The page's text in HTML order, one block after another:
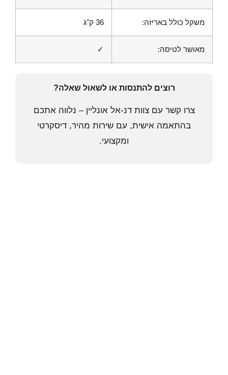
משקל כולל באריזה: 36 ק"ג
מאושר לטיסה: ✓
רוצים להתנסות או לשאול שאלה?
צרו קשר עם צוות דנ-אל אונליין – נלווה אתכם
בהתאמה אישית, עם שירות מהיר, דיסקרטי
ומקצועי.